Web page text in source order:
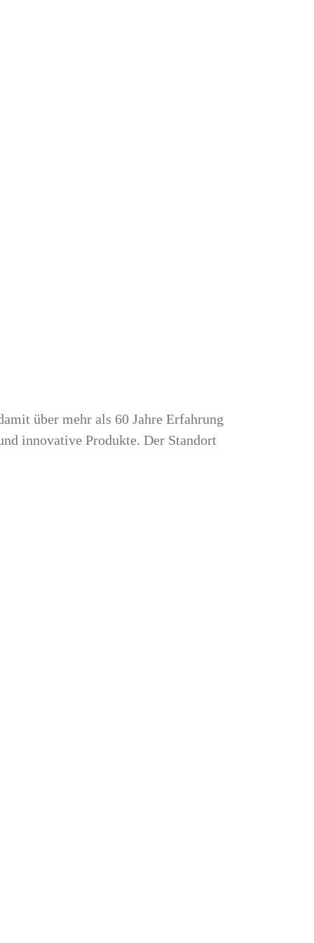
über mehr als 60 Jahre Erfahrung
innovative Produkte. Der Standort